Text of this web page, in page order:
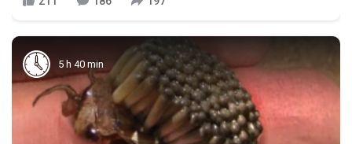
5 h 40 min